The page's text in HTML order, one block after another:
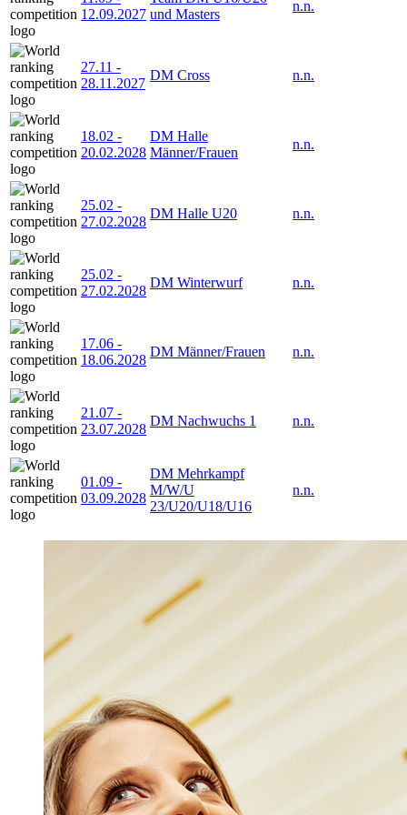
12.09.2027 und Masters
n.n.
27.11 -
28.11.2027
DM Cross n.n.
18.02 -
20.02.2028
DM Halle
Männer/Frauen
n.n.
25.02 -
27.02.2028
DM Halle U20 n.n.
25.02 -
27.02.2028
DM Winterwurf n.n.
17.06 -
18.06.2028
DM Männer/Frauen n.n.
21.07 -
23.07.2028
DM Nachwuchs 1 n.n.
01.09 -
03.09.2028
DM Mehrkampf
M/W/U
23/U20/U18/U16
n.n.